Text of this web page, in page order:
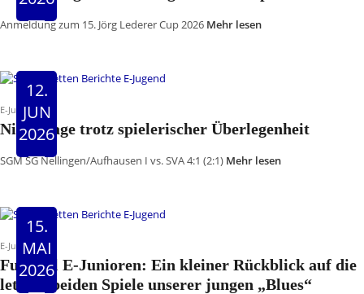
Anmeldung zum 15. Jörg Lederer Cup 2026 Mehr lesen
E-Jugend
Niederlage trotz spielerischer Überlegenheit
12.
JUN
2026
SGM SG Nellingen/Aufhausen I vs. SVA 4:1 (2:1) Mehr lesen
E-Jugend
Fussball E-Junioren: Ein kleiner Rückblick auf die
letzten beiden Spiele unserer jungen „Blues“
15.
MAI
2026